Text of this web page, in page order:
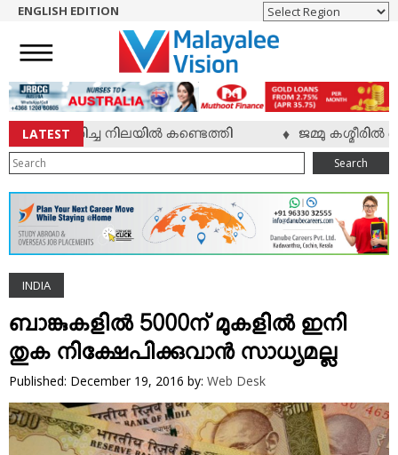
NEWS
ENGLISH
NRI
ENTERTAINMENT
MV SPECIAL
SPORTS
LIFESTYLE
TECH & AUTO
SOCIAL SPHERE
EDITORIAL
ARTS & LITERATURE
MAGAZINE
VIDEOS
YOUR SAY
ENGLISH EDITION
LATEST
മരിച്ച നിലയില്‍ കണ്ടെത്തി ജമ്മു കശ്മീരില്‍
Search
INDIA
ബാങ്കുകളില്‍ 5000ന് മുകളില്‍ ഇനി
തുക നിക്ഷേപിക്കുവാന്‍ സാധ്യമല്ല
Published: December 19, 2016 by: Web Desk